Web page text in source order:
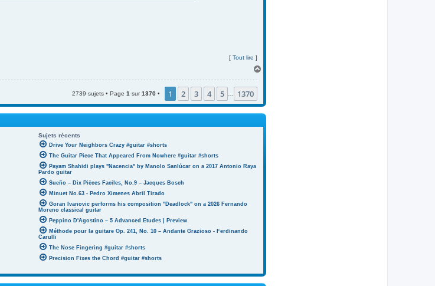
[ Tout lire ]
2739 sujets • Page 1 sur1370 • 1 2 3 4 5 1370
Sujets récents
Drive Your Neighbors Crazy #guitar #shorts
The Guitar Piece That Appeared From Nowhere #guitar #shorts
Payam Shahidi plays "Nacencia" by Manolo Sanlúcar on a 2017 Antonio Raya
Pardo guitar
Sueño – Dix Pièces Faciles, No.9 – Jacques Bosch
Minuet No.63 - Pedro Ximenes Abril Tirado
Goran Ivanovic performs his composition "Deadlock" on a 2026 Fernando
Moreno classical guitar
Peppino D'Agostino – 5 Advanced Etudes | Preview
Méthode pour la guitare Op. 241, No. 10 – Andante Grazioso - Ferdinando
Carulli
The Nose Fingering #guitar #shorts
Precision Fixes the Chord #guitar #shorts